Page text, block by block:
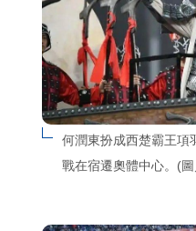
何潤東扮成西楚霸王項
戰在宿遷奧體中心。(